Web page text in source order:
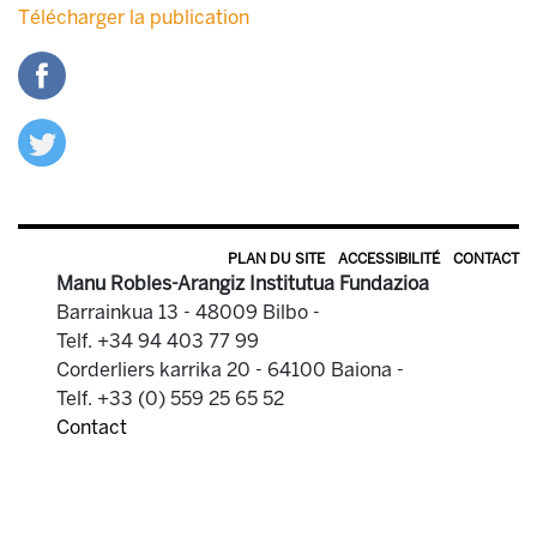
Télécharger la publication
PLAN DU SITE ACCESSIBILITÉ CONTACT
Manu Robles-Arangiz Institutua Fundazioa
Barrainkua 13 - 48009 Bilbo -
Telf. +34 94 403 77 99
Corderliers karrika 20 - 64100 Baiona -
Telf. +33 (0) 559 25 65 52
Contact